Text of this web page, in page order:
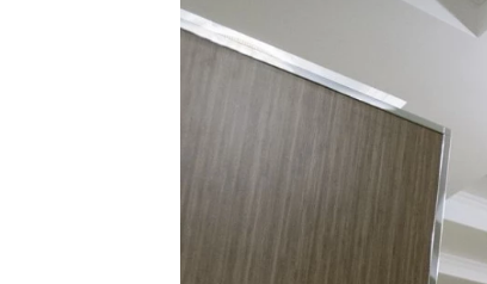
Ищем новые берега. Гендиректор
«Жилищной инициативы» Юрий
Гатилов — о том, как девелоперу